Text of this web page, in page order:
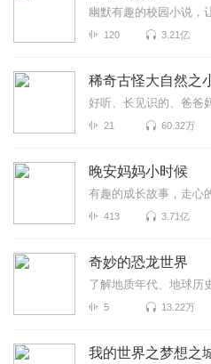
幽默有趣的校园小说，
120 3.21亿
稀奇古怪大自然之
好听、长见识的、爸爸
21 60.32万
晚安妈妈小时候
有趣的成长故事，走心
413 3.71亿
奇妙的恐龙世界
了解地质年代、地球历
5 13.22万
我的世界之梦想之